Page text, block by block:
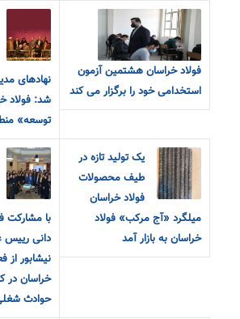
فولاد خراسان هشتمین آزمون
استخدامی خود را برگزار می کند
نهادهای
شد: فولاد
توسعه»
یک تولید تازه در
طیف محصولات
فولاد خراسان
میلگرد «آج مرکب» فولاد
خراسان به بازار آمد
با مشارکت
دانی رییس
نیشابور از
خراسان در
حوادث